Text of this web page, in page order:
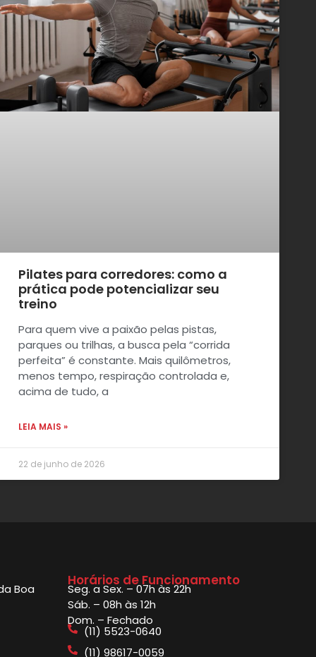
Pilates para corredores: como a
prática pode potencializar seu
treino
Para quem vive a paixão pelas pistas,
parques ou trilhas, a busca pela “corrida
perfeita” é constante. Mais quilômetros,
menos tempo, respiração controlada e,
acima de tudo, a
LEIA MAIS »
22 de junho de 2026
Boa
Horários de Funcionamento
Seg. a Sex. – 07h às 22h
Sáb. – 08h às 12h
Dom. – Fechado
(11) 5523-0640
(11) 98617-0059